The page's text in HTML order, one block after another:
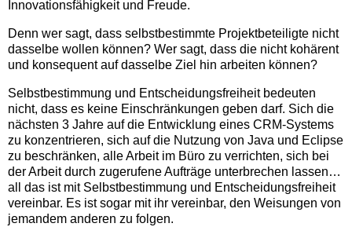
Innovationsfähigkeit und Freude.
Denn wer sagt, dass selbstbestimmte Projektbeteiligte nicht
dasselbe wollen können? Wer sagt, dass die nicht kohärent
und konsequent auf dasselbe Ziel hin arbeiten können?
Selbstbestimmung und Entscheidungsfreiheit bedeuten
nicht, dass es keine Einschränkungen geben darf. Sich die
nächsten 3 Jahre auf die Entwicklung eines CRM-Systems
zu konzentrieren, sich auf die Nutzung von Java und Eclipse
zu beschränken, alle Arbeit im Büro zu verrichten, sich bei
der Arbeit durch zugerufene Aufträge unterbrechen lassen…
all das ist mit Selbstbestimmung und Entscheidungsfreiheit
vereinbar. Es ist sogar mit ihr vereinbar, den Weisungen von
jemandem anderen zu folgen.